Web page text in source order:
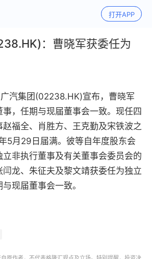
打开APP
：曹晓军获委任为
广汽集团(02238.HK)宣布，曹晓军
，任期与现届董事会一致。现任四
福全、肖胜方、王克勤及宋铁波之
5月29日届满。彼等自年度股东会
非执行董事及有关董事会委员会的
龙、朱征夫及黎文靖获委任为独立
现届董事会一致。